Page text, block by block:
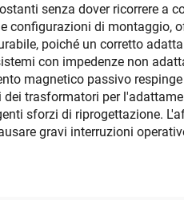
senza dover ricorrere a
configurazioni di montaggio,
poiché un corretto
con impedenze non
magnetico passivo
dei trasformatori per
sforzi di riprogettazione.
gravi interruzioni